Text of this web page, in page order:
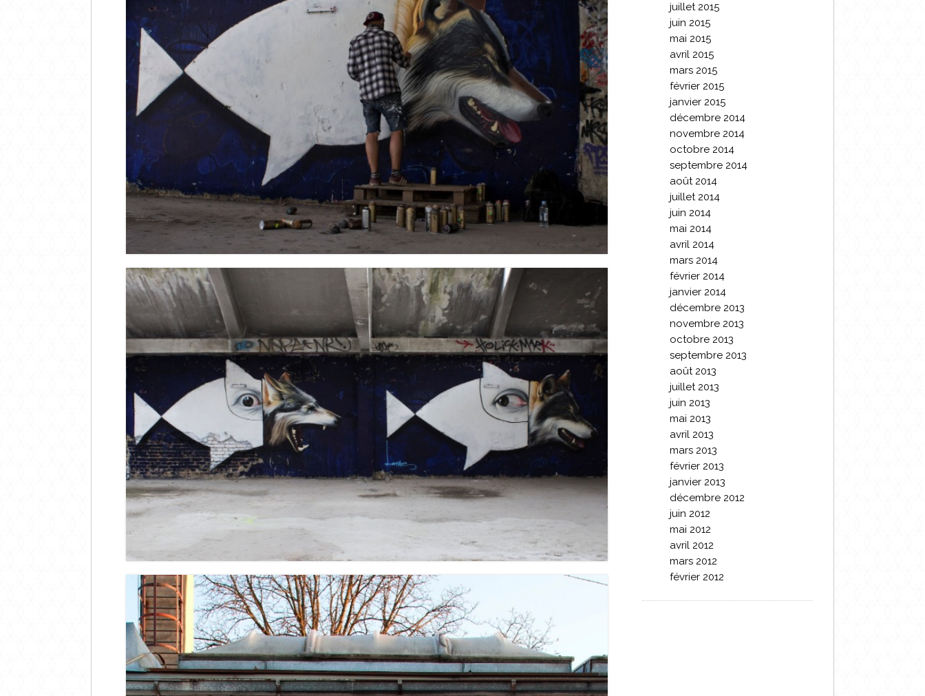
juillet 2015
juin 2015
mai 2015
avril 2015
mars 2015
février 2015
janvier 2015
décembre 2014
novembre 2014
octobre 2014
septembre 2014
août 2014
juillet 2014
juin 2014
mai 2014
avril 2014
mars 2014
février 2014
janvier 2014
décembre 2013
novembre 2013
octobre 2013
septembre 2013
août 2013
juillet 2013
juin 2013
mai 2013
avril 2013
mars 2013
février 2013
janvier 2013
décembre 2012
juin 2012
mai 2012
avril 2012
mars 2012
février 2012